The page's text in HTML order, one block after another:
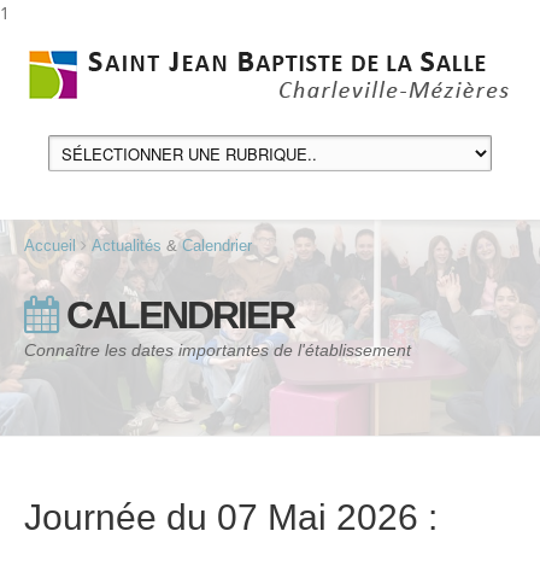
1
Accueil Actualités &Calendrier
CALENDRIER
Connaître les dates importantes de l'établissement
Journée du 07 Mai 2026 :